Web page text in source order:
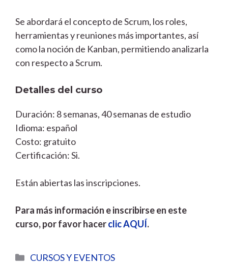
Se abordará el concepto de Scrum, los roles,
herramientas y reuniones más importantes, así
como la noción de Kanban, permitiendo analizarla
con respecto a Scrum.
Detalles del curso
Duración: 8 semanas, 40 semanas de estudio
Idioma: español
Costo: gratuito
Certificación: Si.
Están abiertas las inscripciones.
Para más información e inscribirse en este
curso, por favor hacerclic AQUÍ.
Categorías
CURSOS Y EVENTOS